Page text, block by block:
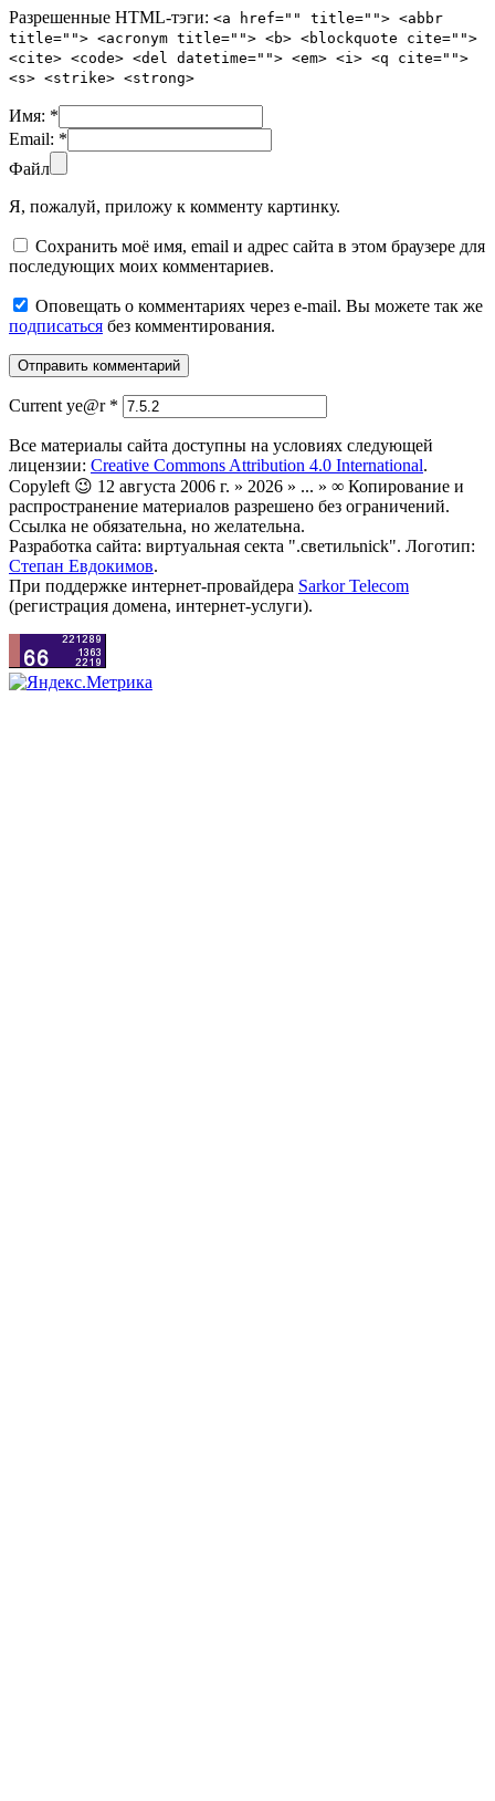
Разрешенные HTML-тэги: <a href="" title=""> <abbr
title=""> <acronym title=""> <b> <blockquote cite="">
<cite> <code> <del datetime=""> <em> <i> <q cite="">
<s> <strike> <strong>
Имя: *
Email: *
Файл
Я, пожалуй, приложу к комменту картинку.
Сохранить моё имя, email и адрес сайта в этом браузере для
последующих моих комментариев.
Оповещать о комментариях через e-mail. Вы можете так же
подписаться без комментирования.
Current ye@r *
Все материалы сайта доступны на условиях следующей
лицензии: Creative Commons Attribution 4.0 International.
Copyleft 😉 12 августа 2006 г. » 2026 » ... » ∞ Копирование и
распространение материалов разрешено без ограничений.
Ссылка не обязательна, но желательна.
Разработка сайта: виртуальная секта ".светильnick". Логотип:
Степан Евдокимов.
При поддержке интернет-провайдера Sarkor Telecom
(регистрация домена, интернет-услуги).